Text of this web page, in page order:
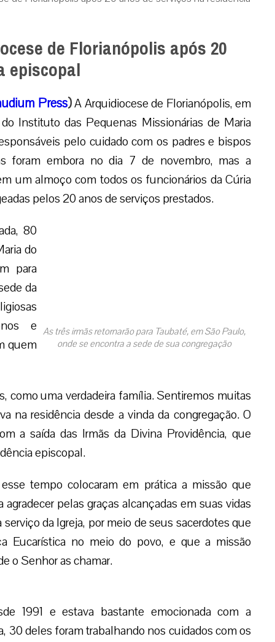
de Florianópolis após 20
episcopal
Press)A Arquidiocese de Florianópolis, em
Instituto das Pequenas Missionárias de Maria
pelo cuidado com os padres e bispos
foram embora no dia 7 de novembro, mas a
um almoço com todos os funcionários da Cúria
pelos 20 anos de serviços prestados.
As três irmãs retornarão para Taubaté, em São Paulo,
onde se encontra a sede de sua congregação
80
do
para
da
e
quem
como uma verdadeira família. Sentiremos muitas
na residência desde a vinda da congregação. O
a saída das Irmãs da Divina Providência, que
episcopal.
tempo colocaram em prática a missão que
pelas graças alcançadas em suas vidas
da Igreja, por meio de seus sacerdotes que
Eucarística no meio do povo, e que a missão
o Senhor as chamar.
1991 e estava bastante emocionada com a
30 deles foram trabalhando nos cuidados com os